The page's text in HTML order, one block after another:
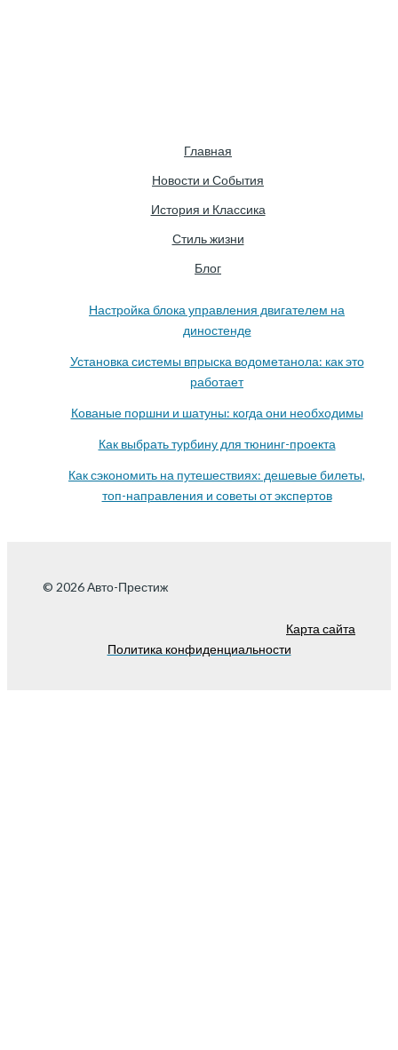
Главная
Новости и События
История и Классика
Стиль жизни
Блог
Настройка блока управления двигателем на
диностенде
Установка системы впрыска водометанола: как это
работает
Кованые поршни и шатуны: когда они необходимы
Как выбрать турбину для тюнинг-проекта
Как сэкономить на путешествиях: дешевые билеты,
топ-направления и советы от экспертов
© 2026 Авто-Престиж
Карта сайта
Политика конфиденциальности